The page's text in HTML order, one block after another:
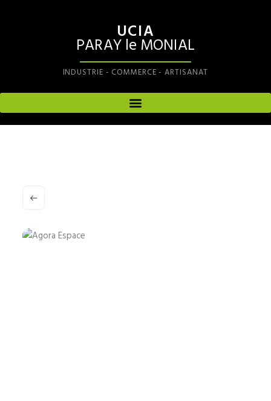
UCIA
PARAY le MONIAL
INDUSTRIE - COMMERCE - ARTISANAT